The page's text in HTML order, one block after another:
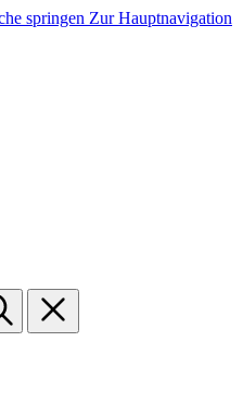
springen Zur Hauptnavigation